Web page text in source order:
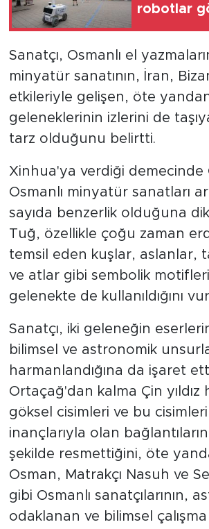
robotlar
Sanatçı, Osmanlı el
minyatür sanatının, İran,
etkileriyle gelişen, öte
geleneklerinin izlerini de
tarz olduğunu belirtti.
Xinhua'ya verdiği demecinde
Osmanlı minyatür sanatları
sayıda benzerlik olduğuna
Tuğ, özellikle çoğu zaman
temsil eden kuşlar, aslanlar,
ve atlar gibi sembolik
gelenekte de kullanıldığını
Sanatçı, iki geleneğin
bilimsel ve astronomik
harmanlandığına da işaret
Ortaçağ'dan kalma Çin yıldız
göksel cisimleri ve bu
inançlarıyla olan bağlantılarını
şekilde resmettiğini, öte
Osman, Matrakçı Nasuh ve
gibi Osmanlı sanatçılarının,
odaklanan ve bilimsel